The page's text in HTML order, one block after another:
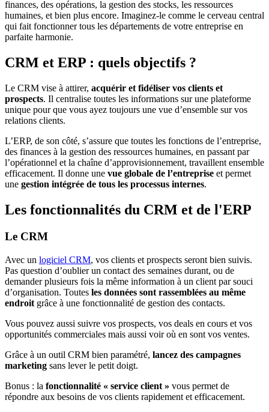
finances, des opérations, la gestion des stocks, les ressources
humaines, et bien plus encore. Imaginez-le comme le cerveau central
qui fait fonctionner tous les départements de votre entreprise en
parfaite harmonie.
CRM et ERP : quels objectifs ?
Le CRM vise à attirer, acquérir et fidéliser vos clients et
prospects. Il centralise toutes les informations sur une plateforme
unique pour que vous ayez toujours une vue d’ensemble sur vos
relations clients.
L’ERP, de son côté, s’assure que toutes les fonctions de l’entreprise,
des finances à la gestion des ressources humaines, en passant par
l’opérationnel et la chaîne d’approvisionnement, travaillent ensemble
efficacement. Il donne une vue globale de l’entreprise et permet
une gestion intégrée de tous les processus internes.
Les fonctionnalités du CRM et de l'ERP
Le CRM
Avec un logiciel CRM, vos clients et prospects seront bien suivis.
Pas question d’oublier un contact des semaines durant, ou de
demander plusieurs fois la même information à un client par souci
d’organisation. Toutes les données sont rassemblées au même
endroit grâce à une fonctionnalité de gestion des contacts.
Vous pouvez aussi suivre vos prospects, vos deals en cours et vos
opportunités commerciales mais aussi voir où en sont vos ventes.
Grâce à un outil CRM bien paramétré, lancez des campagnes
marketing sans lever le petit doigt.
Bonus : la fonctionnalité « service client » vous permet de
répondre aux besoins de vos clients rapidement et efficacement.